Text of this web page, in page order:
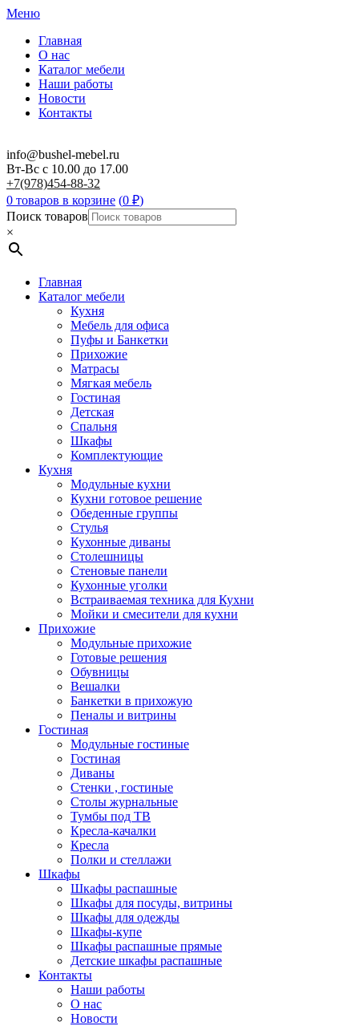
Меню
Главная
О нас
Каталог мебели
Наши работы
Новости
Контакты
info@bushel-mebel.ru
Вт-Вс c 10.00 до 17.00
+7(978)454-88-32
0 товаров в корзине (0 ₽)
Поиск товаров
×
Главная
Каталог мебели
Кухня
Мебель для офиса
Пуфы и Банкетки
Прихожие
Матрасы
Мягкая мебель
Гостиная
Детская
Спальня
Шкафы
Комплектующие
Кухня
Модульные кухни
Кухни готовое решение
Обеденные группы
Стулья
Кухонные диваны
Столешницы
Стеновые панели
Кухонные уголки
Встраиваемая техника для Кухни
Мойки и смесители для кухни
Прихожие
Модульные прихожие
Готовые решения
Обувницы
Вешалки
Банкетки в прихожую
Пеналы и витрины
Гостиная
Модульные гостиные
Гостиная
Диваны
Стенки , гостиные
Столы журнальные
Тумбы под ТВ
Кресла-качалки
Кресла
Полки и стеллажи
Шкафы
Шкафы распашные
Шкафы для посуды, витрины
Шкафы для одежды
Шкафы-купе
Шкафы распашные прямые
Детские шкафы распашные
Контакты
Наши работы
О нас
Новости